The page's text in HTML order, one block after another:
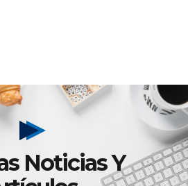
Noticias Y